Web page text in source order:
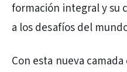
formación integral y su
a los desafíos del
Con esta nueva